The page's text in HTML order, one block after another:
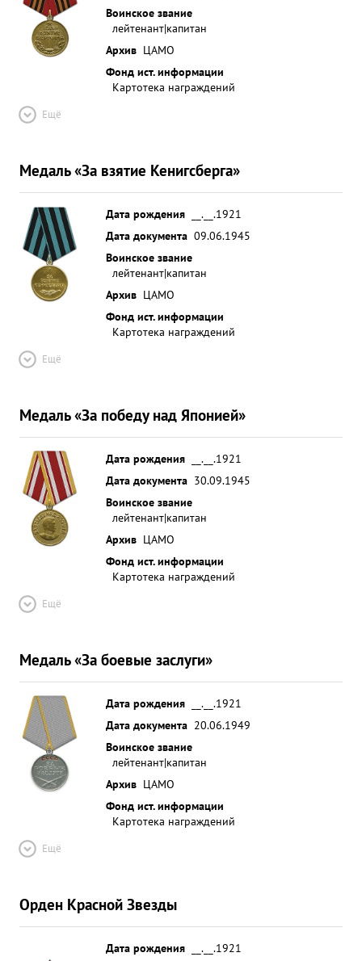
Воинское звание
лейтенант|капитан
Архив ЦАМО
Фонд ист. информации
Картотека награждений
Ещё
Медаль «За взятие Кенигсберга»
Дата рождения
__.__.1921
Дата документа 09.06.1945
Воинское звание
лейтенант|капитан
Архив ЦАМО
Фонд ист. информации
Картотека награждений
Ещё
Медаль «За победу над Японией»
Дата рождения
__.__.1921
Дата документа 30.09.1945
Воинское звание
лейтенант|капитан
Архив ЦАМО
Фонд ист. информации
Картотека награждений
Ещё
Медаль «За боевые заслуги»
Дата рождения
__.__.1921
Дата документа 20.06.1949
Воинское звание
лейтенант|капитан
Архив ЦАМО
Фонд ист. информации
Картотека награждений
Ещё
Орден Красной Звезды
Дата рождения
__.__.1921